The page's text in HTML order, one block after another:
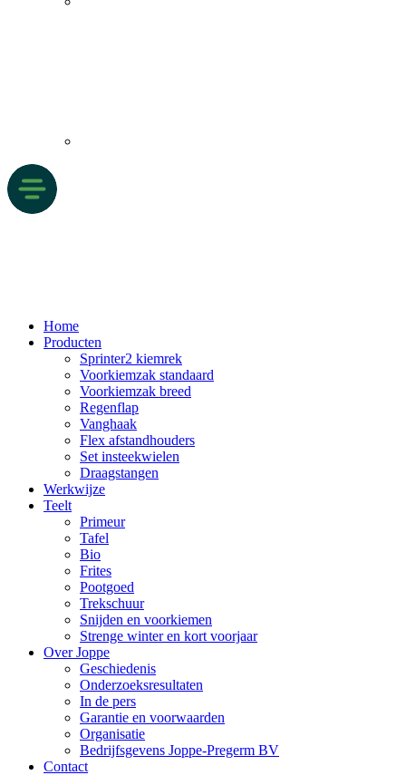
Home
Producten
Sprinter2 kiemrek
Voorkiemzak standaard
Voorkiemzak breed
Regenflap
Vanghaak
Flex afstandhouders
Set insteekwielen
Draagstangen
Werkwijze
Teelt
Primeur
Tafel
Bio
Frites
Pootgoed
Trekschuur
Snijden en voorkiemen
Strenge winter en kort voorjaar
Over Joppe
Geschiedenis
Onderzoeksresultaten
In de pers
Garantie en voorwaarden
Organisatie
Bedrijfsgevens Joppe-Pregerm BV
Contact